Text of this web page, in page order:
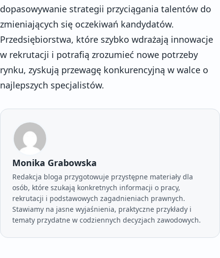
dopasowywanie strategii przyciągania talentów do
zmieniających się oczekiwań kandydatów.
Przedsiębiorstwa, które szybko wdrażają innowacje
w rekrutacji i potrafią zrozumieć nowe potrzeby
rynku, zyskują przewagę konkurencyjną w walce o
najlepszych specjalistów.
Monika Grabowska
Redakcja bloga przygotowuje przystępne materiały dla
osób, które szukają konkretnych informacji o pracy,
rekrutacji i podstawowych zagadnieniach prawnych.
Stawiamy na jasne wyjaśnienia, praktyczne przykłady i
tematy przydatne w codziennych decyzjach zawodowych.